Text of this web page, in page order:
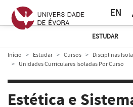
EN
ESTUDAR
Início Estudar Cursos
Disciplinas
Unidades Curriculares Isoladas Por Curso
Estética e